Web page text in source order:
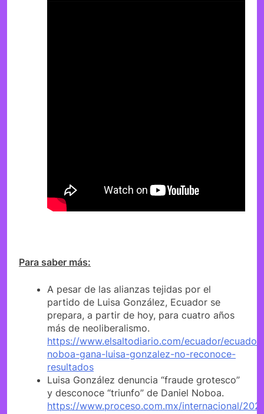
Para saber más:
A pesar de las alianzas tejidas por el
partido de Luisa González, Ecuador se
prepara, a partir de hoy, para cuatro años
más de neoliberalismo.
https://www.elsaltodiario.com/ecuador/ecuador-
noboa-gana-luisa-gonzalez-no-reconoce-
resultados
Luisa González denuncia “fraude grotesco”
y desconoce “triunfo” de Daniel Noboa.
https://www.proceso.com.mx/internacional/